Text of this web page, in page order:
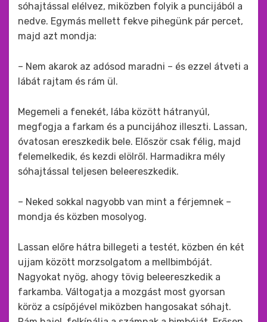
sóhajtással elélvez, miközben folyik a puncijából a
nedve. Egymás mellett fekve pihegünk pár percet,
majd azt mondja:
– Nem akarok az adósod maradni – és ezzel átveti a
lábát rajtam és rám ül.
Megemeli a fenekét, lába között hátranyúl,
megfogja a farkam és a puncijához illeszti. Lassan,
óvatosan ereszkedik bele. Először csak félig, majd
felemelkedik, és kezdi elölről. Harmadikra mély
sóhajtással teljesen beleereszkedik.
– Neked sokkal nagyobb van mint a férjemnek –
mondja és közben mosolyog.
Lassan előre hátra billegeti a testét, közben én két
ujjam között morzsolgatom a mellbimbóját.
Nagyokat nyög, ahogy tövig beleereszkedik a
farkamba. Váltogatja a mozgást most gyorsan
köröz a csípőjével miközben hangosakat sóhajt.